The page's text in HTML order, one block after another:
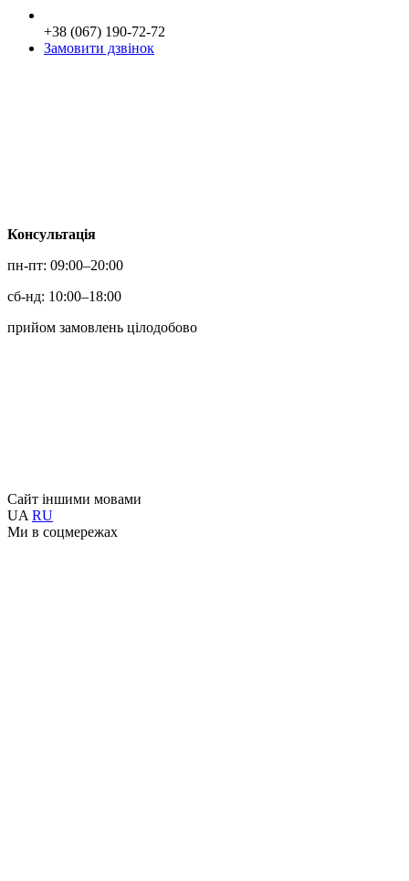
+38 (067) 190-72-72
Замовити дзвінок
Консультація
пн-пт: 09:00–20:00
сб-нд: 10:00–18:00
прийом замовлень цілодобово
Сайт іншими мовами
UA RU
Ми в соцмережах